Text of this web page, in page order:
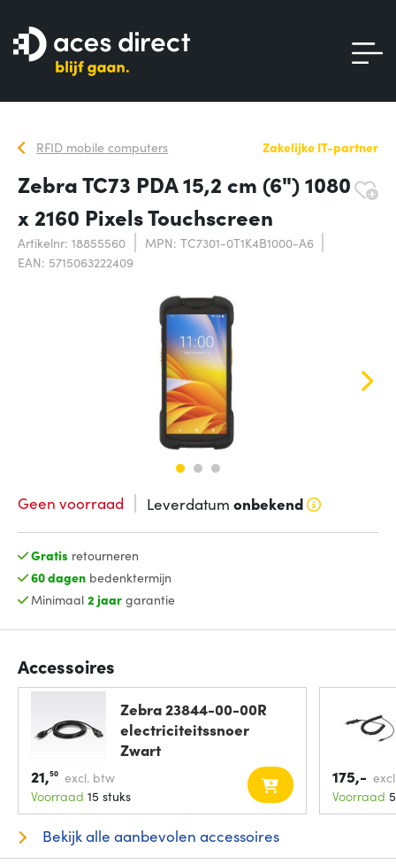
RFID mobile computers Zakelijke IT-partner
Zebra TC73 PDA 15,2 cm (6") 1080
x 2160 Pixels Touchscreen
Artikelnr: 18855560
MPN: TC7301-0T1K4B1000-A6
EAN: 5715063222409
Geen voorraad Leverdatum onbekend
Gratis retourneren
60 dagenbedenktermijn
Minimaal 2 jaargarantie
Accessoires
Zebra 23844-00-00R
electriciteitssnoer
Zwart
21,50 excl. btw
Voorraad 15 stuks
175,-
Voorraad
Bekijk alle aanbevolen accessoires